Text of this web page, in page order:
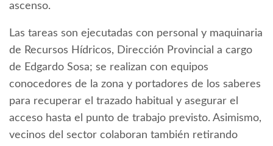
ascenso.
Las tareas son ejecutadas con personal y maquinaria
de Recursos Hídricos, Dirección Provincial a cargo
de Edgardo Sosa; se realizan con equipos
conocedores de la zona y portadores de los saberes
para recuperar el trazado habitual y asegurar el
acceso hasta el punto de trabajo previsto. Asimismo,
vecinos del sector colaboran también retirando